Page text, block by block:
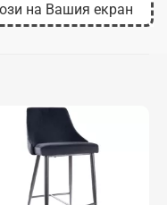
на Вашия екран
монитора.